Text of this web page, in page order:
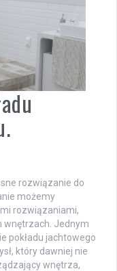
rozwiązanie do
możemy
rozwiązaniami,
wnętrzach. Jednym
pokładu jachtowego
który dawniej nie
wnętrza,